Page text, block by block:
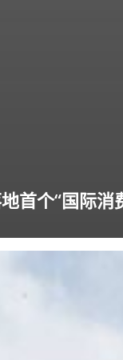
首个“国际消